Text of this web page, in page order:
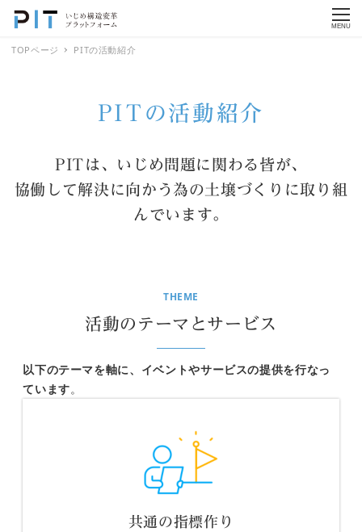
MENU
TOPページ PITの活動紹介
PITの活動紹介
PITは、いじめ問題に関わる皆が、
協働して解決に向かう為の土壌づくりに取り組
んでいます。
THEME
活動のテーマとサービス
以下のテーマを軸に、イベントやサービスの提供を行なっ
ています。
共通の指標作り